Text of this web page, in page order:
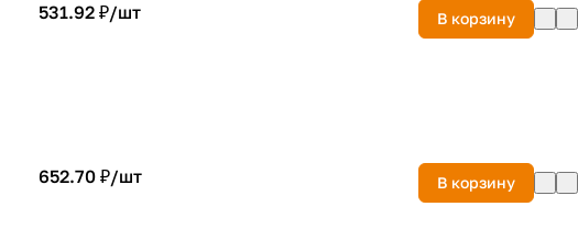
531.92 ₽/шт В корзину
652.70 ₽/шт В корзину